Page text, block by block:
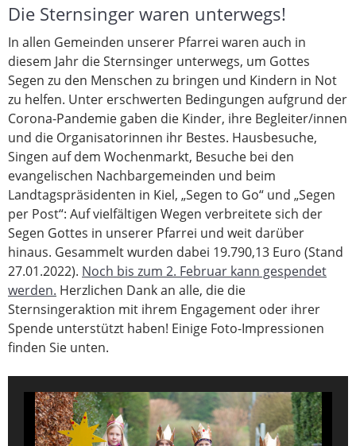
Die Sternsinger waren unterwegs!
In allen Gemeinden unserer Pfarrei waren auch in
diesem Jahr die Sternsinger unterwegs, um Gottes
Segen zu den Menschen zu bringen und Kindern in Not
zu helfen. Unter erschwerten Bedingungen aufgrund der
Corona-Pandemie gaben die Kinder, ihre Begleiter/innen
und die Organisatorinnen ihr Bestes. Hausbesuche,
Singen auf dem Wochenmarkt, Besuche bei den
evangelischen Nachbargemeinden und beim
Landtagspräsidenten in Kiel, „Segen to Go“ und „Segen
per Post“: Auf vielfältigen Wegen verbreitete sich der
Segen Gottes in unserer Pfarrei und weit darüber
hinaus. Gesammelt wurden dabei 19.790,13 Euro (Stand
27.01.2022). Noch bis zum 2. Februar kann gespendet
werden. Herzlichen Dank an alle, die die
Sternsingeraktion mit ihrem Engagement oder ihrer
Spende unterstützt haben! Einige Foto-Impressionen
finden Sie unten.